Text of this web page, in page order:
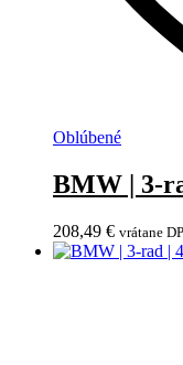
Oblúbené
BMW | 3-
208,49 € vrátane